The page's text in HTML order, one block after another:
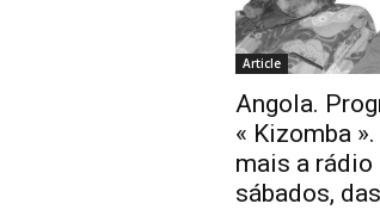
Article
Angola.
« Kizomba
mais a
sábados,